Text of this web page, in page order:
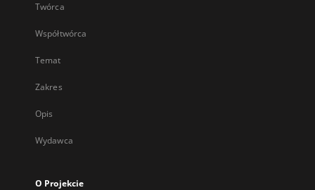
Twórca
Współtwórca
Temat
Zakres
Opis
Wydawca
O Projekcie